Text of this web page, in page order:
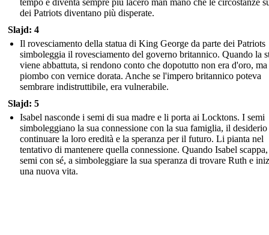
tempo e diventa sempre più lacero man mano che le circostanze
dei Patriots diventano più disperate.
Slajd: 4
Il rovesciamento della statua di King George da parte dei Patriots
simboleggia il rovesciamento del governo britannico. Quando la
viene abbattuta, si rendono conto che dopotutto non era d'oro,
piombo con vernice dorata. Anche se l'impero britannico poteva
sembrare indistruttibile, era vulnerabile.
Slajd: 5
Isabel nasconde i semi di sua madre e li porta ai Locktons. I semi
simboleggiano la sua connessione con la sua famiglia, il
continuare la loro eredità e la speranza per il futuro. Li pianta nel
tentativo di mantenere quella connessione. Quando Isabel
semi con sé, a simboleggiare la sua speranza di trovare Ruth e
una nuova vita.